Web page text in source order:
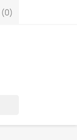
(0)